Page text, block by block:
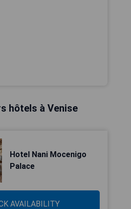
hôtels à Venise
Hotel Nani Mocenigo
Palace
AVAILABILITY